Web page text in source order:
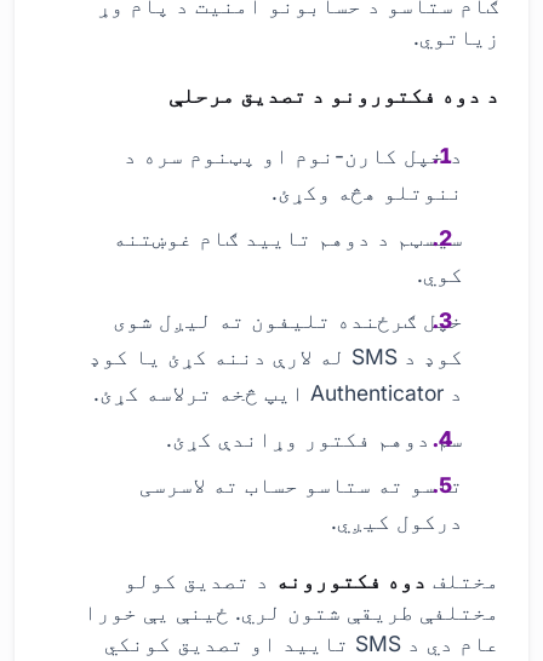
ګام ستاسو د حسابونو امنیت د پام وړ
زیاتوي.
د دوه فکتورونو د تصدیق مرحلې
د خپل کارن-نوم او پټنوم سره د
ننوتلو هڅه وکړئ.
سیسټم د دوهم تایید ګام غوښتنه
کوي.
خپل ګرځنده تلیفون ته لیږل شوی
کوډ د SMS له لارې دننه کړئ یا کوډ
د Authenticator ایپ څخه ترلاسه کړئ.
سم دوهم فکتور وړاندې کړئ.
تاسو ته ستاسو حساب ته لاسرسی
درکول کیږي.
مختلف دوه فکتورونه د تصدیق کولو
مختلفې طریقې شتون لري. ځینې یې خورا
عام دي د SMS تایید او تصدیق کونکي